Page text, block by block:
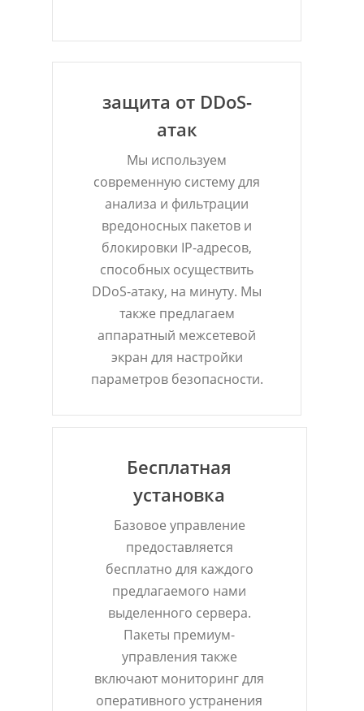
защита от DDoS-
атак
Мы используем
современную систему для
анализа и фильтрации
вредоносных пакетов и
блокировки IP-адресов,
способных осуществить
DDoS-атаку, на минуту. Мы
также предлагаем
аппаратный межсетевой
экран для настройки
параметров безопасности.
Бесплатная
установка
Базовое управление
предоставляется
бесплатно для каждого
предлагаемого нами
выделенного сервера.
Пакеты премиум-
управления также
включают мониторинг для
оперативного устранения